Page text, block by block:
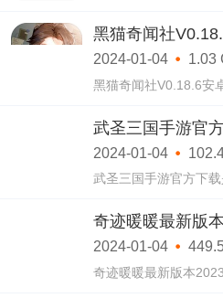
代，现在人人都拿着手
着视频，最多人使用的
最新版本20
黑猫奇闻社
2024-01-04 1.03
黑猫奇闻社V0.18.6安
奇闻社V0.18.6安卓版
们将会观看到写实场景
件事物就
武圣三国手游官
2024-01-04
武圣三国手游官方下
材，汇集了三国各种名
较熟悉的角色，而且还
故事。
奇迹暖暖最新版
2024-01-04
奇迹暖暖最新版本